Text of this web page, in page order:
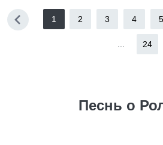
1 2 3 4 5
24
Песнь о